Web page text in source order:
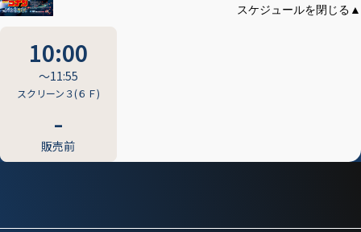
10:00
〜11:55
スクリーン３(６Ｆ)
販売前